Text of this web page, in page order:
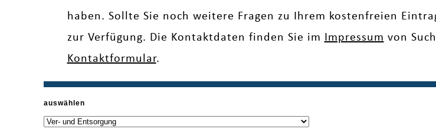
haben. Sollte Sie noch weitere Fragen zu Ihrem kostenfreien
zur Verfügung. Die Kontaktdaten finden Sie im Impressum von
Kontaktformular.
auswählen